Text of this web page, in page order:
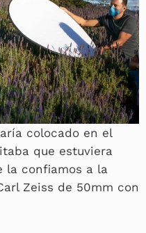
colocado en el
que estuviera
la confiamos a la
Zeiss de 50mm con